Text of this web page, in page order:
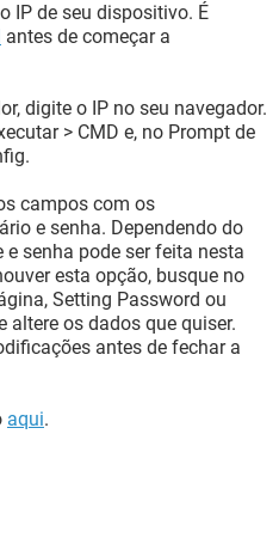
IP de seu dispositivo. É
antes de começar a
digite o IP no seu navegador.
> CMD e, no Prompt de
campos com os
e senha. Dependendo do
senha pode ser feita nesta
esta opção, busque no
Setting Password ou
altere os dados que quiser.
antes de fechar a
aqui.